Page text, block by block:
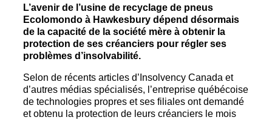
L’avenir de l’usine de recyclage de pneus
Ecolomondo à Hawkesbury dépend désormais
de la capacité de la société mère à obtenir la
protection de ses créanciers pour régler ses
problèmes d’insolvabilité.
Selon de récents articles d’Insolvency Canada et
d’autres médias spécialisés, l’entreprise québécoise
de technologies propres et ses filiales ont demandé
et obtenu la protection de leurs créanciers le mois